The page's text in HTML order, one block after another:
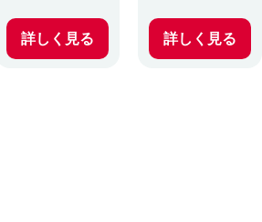
詳しく見る 詳しく見る